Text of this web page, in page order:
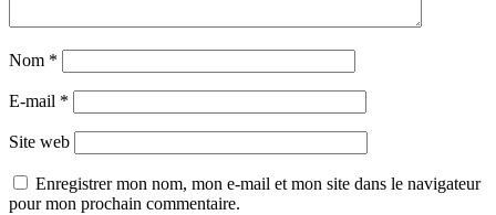
Nom *
E-mail *
Site web
Enregistrer mon nom, mon e-mail et mon site dans le navigateur
pour mon prochain commentaire.